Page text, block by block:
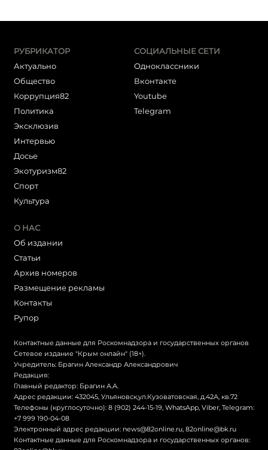
РУБРИКАТОР
Актуально
Общество
Коррупция82
Политика
Эксклюзив
Интервью
Досье
Экотуризм82
Cпорт
Культура
СОЦИАЛЬНЫЕ СЕТИ
Одноклассники
Вконтакте
Youtube
Telegram
О НАС
Об издании
Статьи
Архив номеров
Размещение рекламы
Контакты
Рупор
Контактные данные для Роскомнадзора и государственных органов
Сетевое издание "Крым онлайн" (18+).
Учредитель: Брагин Александр Александрович
Редакция:
Главный редактор: Брагин А.А.
Адрес редакции: 432045, Ульяновск,ул.Кузоватовская, д.42А, кв.72
Телефоны (круглосуточно): 8 (902) 244-15-19, WhatsApp, Viber, Telegram:
+7 999 190-04-08
Электронный адрес редакции: news@82online.ru 82online@bk.ru
Контактные данные для Роскомнадзора и государственных органов: